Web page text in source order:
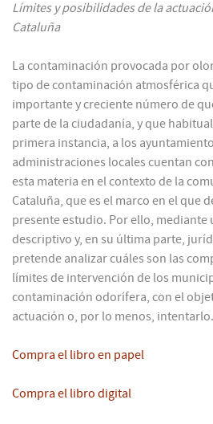
Límites y posibilidades de la
Cataluña
La contaminación provocada por
tipo de contaminación atmosférica
importante y creciente número de
parte de la ciudadanía, y que
primera instancia, a los
administraciones locales cuentan
esta materia en el contexto de la
Cataluña, que es el marco en el que
presente estudio. Por ello,
descriptivo y, en su última parte,
pretende analizar cuáles son las
límites de intervención de los
contaminación odorífera, con el
actuación o, por lo menos, intentarlo.
Compra el libro en papel
Compra el libro digital